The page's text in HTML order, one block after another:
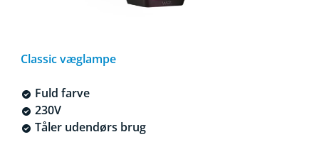
Classic væglampe
Fuld farve
230V
Tåler udendørs brug